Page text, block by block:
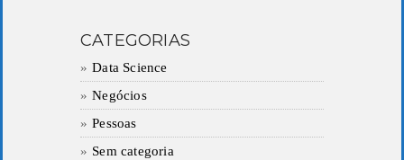
CATEGORIAS
Data Science
Negócios
Pessoas
Sem categoria